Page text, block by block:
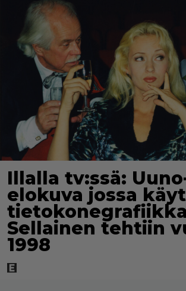
Illalla tv:ssä:
elokuva jossa
Sellainen tehtiin
1998